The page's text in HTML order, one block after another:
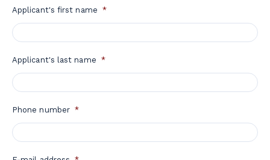
Applicant's first name *
Applicant's last name *
Phone number *